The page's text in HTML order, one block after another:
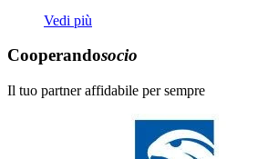
Vedi più
Cooperandosocio
Il tuo partner affidabile per sempre